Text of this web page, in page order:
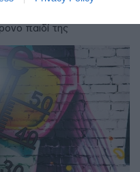
παιδί της